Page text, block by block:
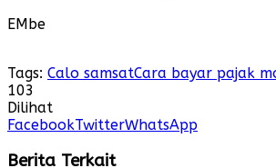
EMbe
Tags: Calo samsatCara bayar pajak
103
Dilihat
FacebookTwitterWhatsApp
Berita Terkait